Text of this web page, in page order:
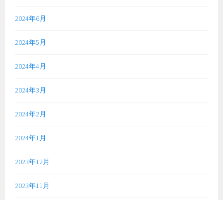
2024年6月
2024年5月
2024年4月
2024年3月
2024年2月
2024年1月
2023年12月
2023年11月